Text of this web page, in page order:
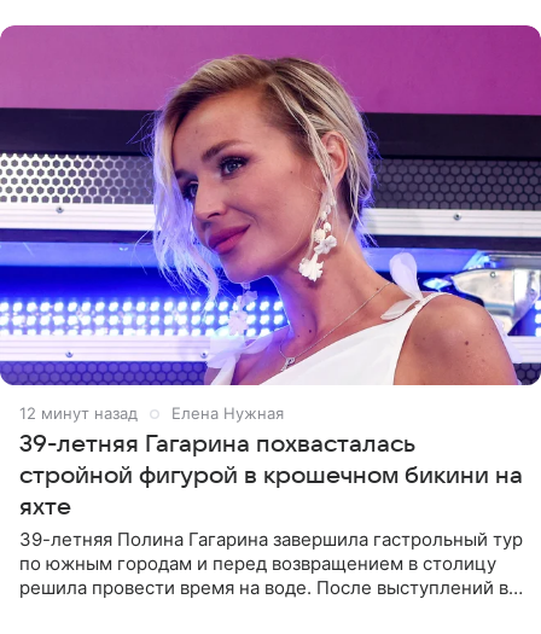
12 минут назад Елена Нужная
39-летняя Гагарина похвасталась
стройной фигурой в крошечном бикини на
яхте
39-летняя Полина Гагарина завершила гастрольный тур
по южным городам и перед возвращением в столицу
решила провести время на воде. После выступлений в